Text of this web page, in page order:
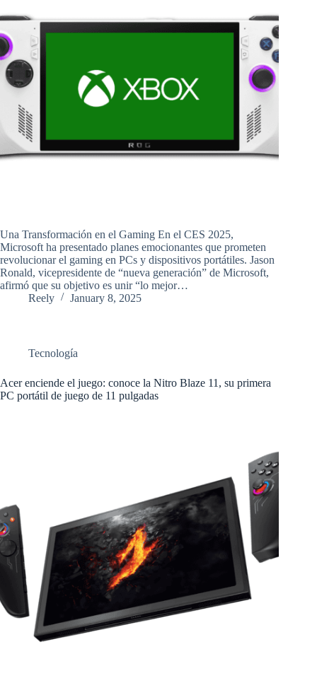
Una Transformación en el Gaming En el CES 2025,
Microsoft ha presentado planes emocionantes que prometen
revolucionar el gaming en PCs y dispositivos portátiles. Jason
Ronald, vicepresidente de “nueva generación” de Microsoft,
afirmó que su objetivo es unir “lo mejor…
Reely
January 8, 2025
Tecnología
Acer enciende el juego: conoce la Nitro Blaze 11, su primera
PC portátil de juego de 11 pulgadas